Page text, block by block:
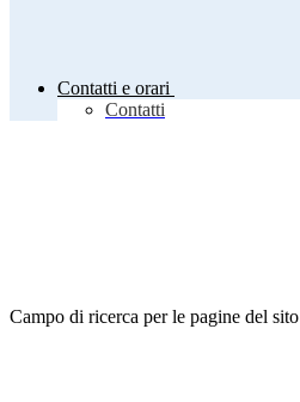
Contatti e orari
Contatti
Campo di ricerca per le pagine del sito